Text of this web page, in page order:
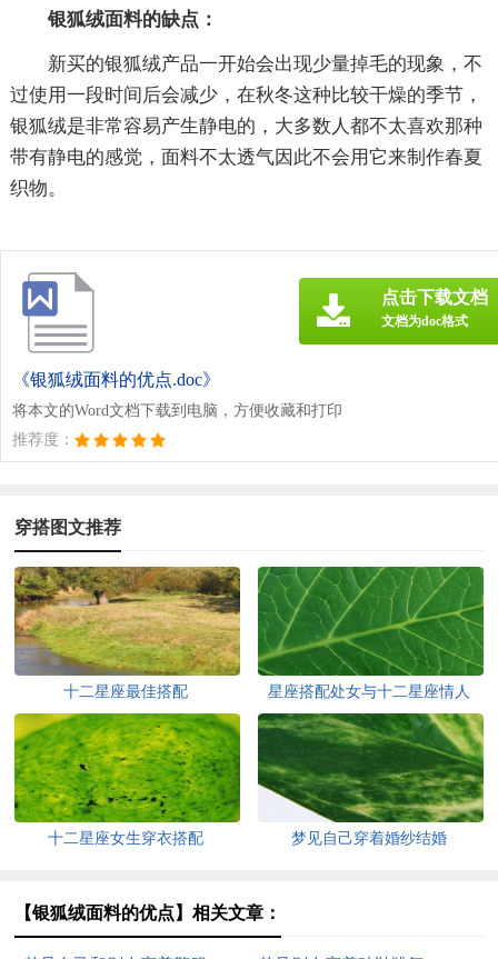
银狐绒面料的缺点：
新买的银狐绒产品一开始会出现少量掉毛的现象，不
过使用一段时间后会减少，在秋冬这种比较干燥的季节，
银狐绒是非常容易产生静电的，大多数人都不太喜欢那种
带有静电的感觉，面料不太透气因此不会用它来制作春夏
织物。
《银狐绒面料的优点.doc》
将本文的Word文档下载到电脑，方便收藏和打印
推荐度：
点击下载文档
文档为doc格式
穿搭图文推荐
十二星座最佳搭配 星座搭配处女与十二星座情人
十二星座女生穿衣搭配 梦见自己穿着婚纱结婚
【银狐绒面料的优点】相关文章：